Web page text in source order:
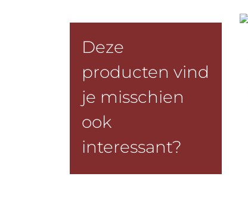
Deze
producten vind
je misschien
ook
interessant?